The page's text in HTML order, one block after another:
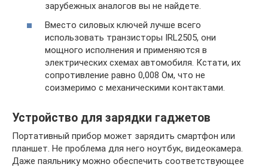
зарубежных аналогов вы не найдете.
Вместо силовых ключей лучше всего
использовать транзисторы IRL2505, они
мощного исполнения и применяются в
электрических схемах автомобиля. Кстати, их
сопротивление равно 0,008 Ом, что не
соизмеримо с механическими контактами.
Устройство для зарядки гаджетов
Портативный прибор может зарядить смартфон или
планшет. Не проблема для него ноутбук, видеокамера.
Даже паяльнику можно обеспечить соответствующее